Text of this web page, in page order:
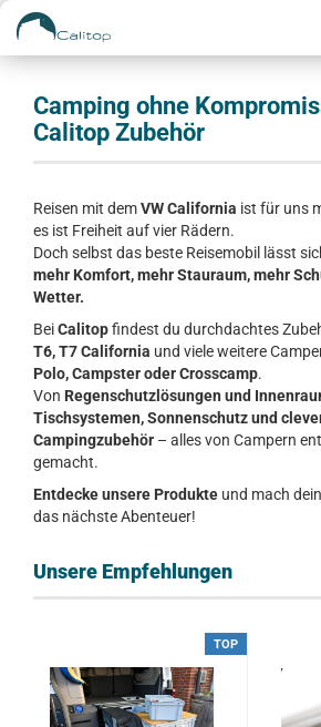
Camping ohne
Calitop Zubehör
Reisen mit demVW California ist für uns
es ist Freiheit auf vier Rädern.
Doch selbst das beste Reisemobil lässt
mehr Komfort, mehr Stauraum, mehr
Wetter.
BeiCalitopfindest du durchdachtes
T6, T7 California und viele weitere
Polo, Campster oder Crosscamp.
Von Regenschutzlösungen und
Tischsystemen, Sonnenschutz und
Campingzubehör – alles von Campern
gemacht.
Entdecke unsere Produkte und mach
das nächste Abenteuer!
Unsere Empfehlungen
TOP